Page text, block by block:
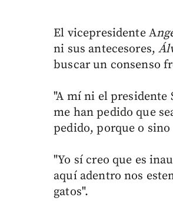
El vicepresidente A
ni sus antecesores,
buscar un consenso
"A mí ni el presidente
me han pedido que
pedido, porque o
"Yo sí creo que es
aquí adentro nos
gatos".